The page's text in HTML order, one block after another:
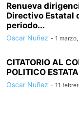
Renueva
Directivo Estatal
periodo...
Oscar Nuñez - 1
CITATORIO AL
POLITICO
Oscar Nuñez - 11